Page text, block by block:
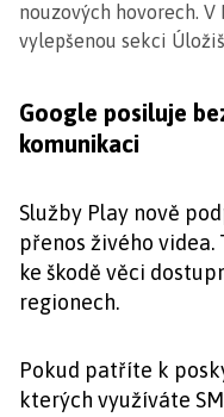
nouzových hovorech.
vylepšenou sekci
Google posiluje
komunikaci
Služby Play nově
přenos živého
ke škodě věci
regionech.
Pokud patříte k
kterých využíváte